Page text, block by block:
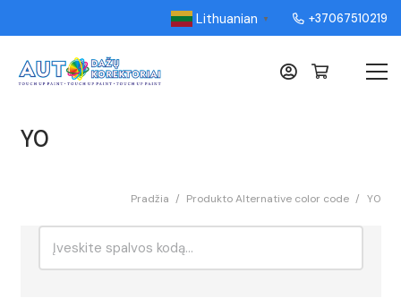
Lithuanian ▼ +37067510219
Y0
Pradžia / Produkto Alternative color code / Y0